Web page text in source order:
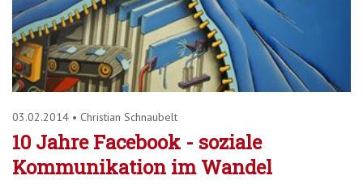
03.02.2014 • Christian Schnaubelt
10 Jahre Facebook - soziale
Kommunikation im Wandel